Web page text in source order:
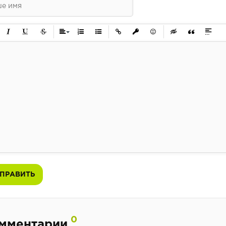
КурсивПодчеркнутый
ЗачеркнутыйВыравнивание
Нумерованный список
Маркированный список
Вставить ссылку
Вставить защищенную
Вставить смайлик
Вставка скрытого
Вставка
0